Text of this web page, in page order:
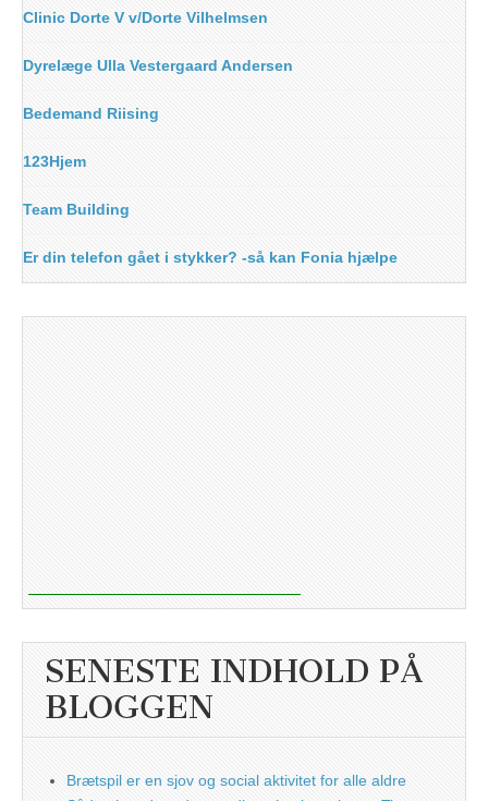
Clinic Dorte V v/Dorte Vilhelmsen
Dyrelæge Ulla Vestergaard Andersen
Bedemand Riising
123Hjem
Team Building
Er din telefon gået i stykker? -så kan Fonia hjælpe
SENESTE INDHOLD PÅ
BLOGGEN
Brætspil er en sjov og social aktivitet for alle aldre